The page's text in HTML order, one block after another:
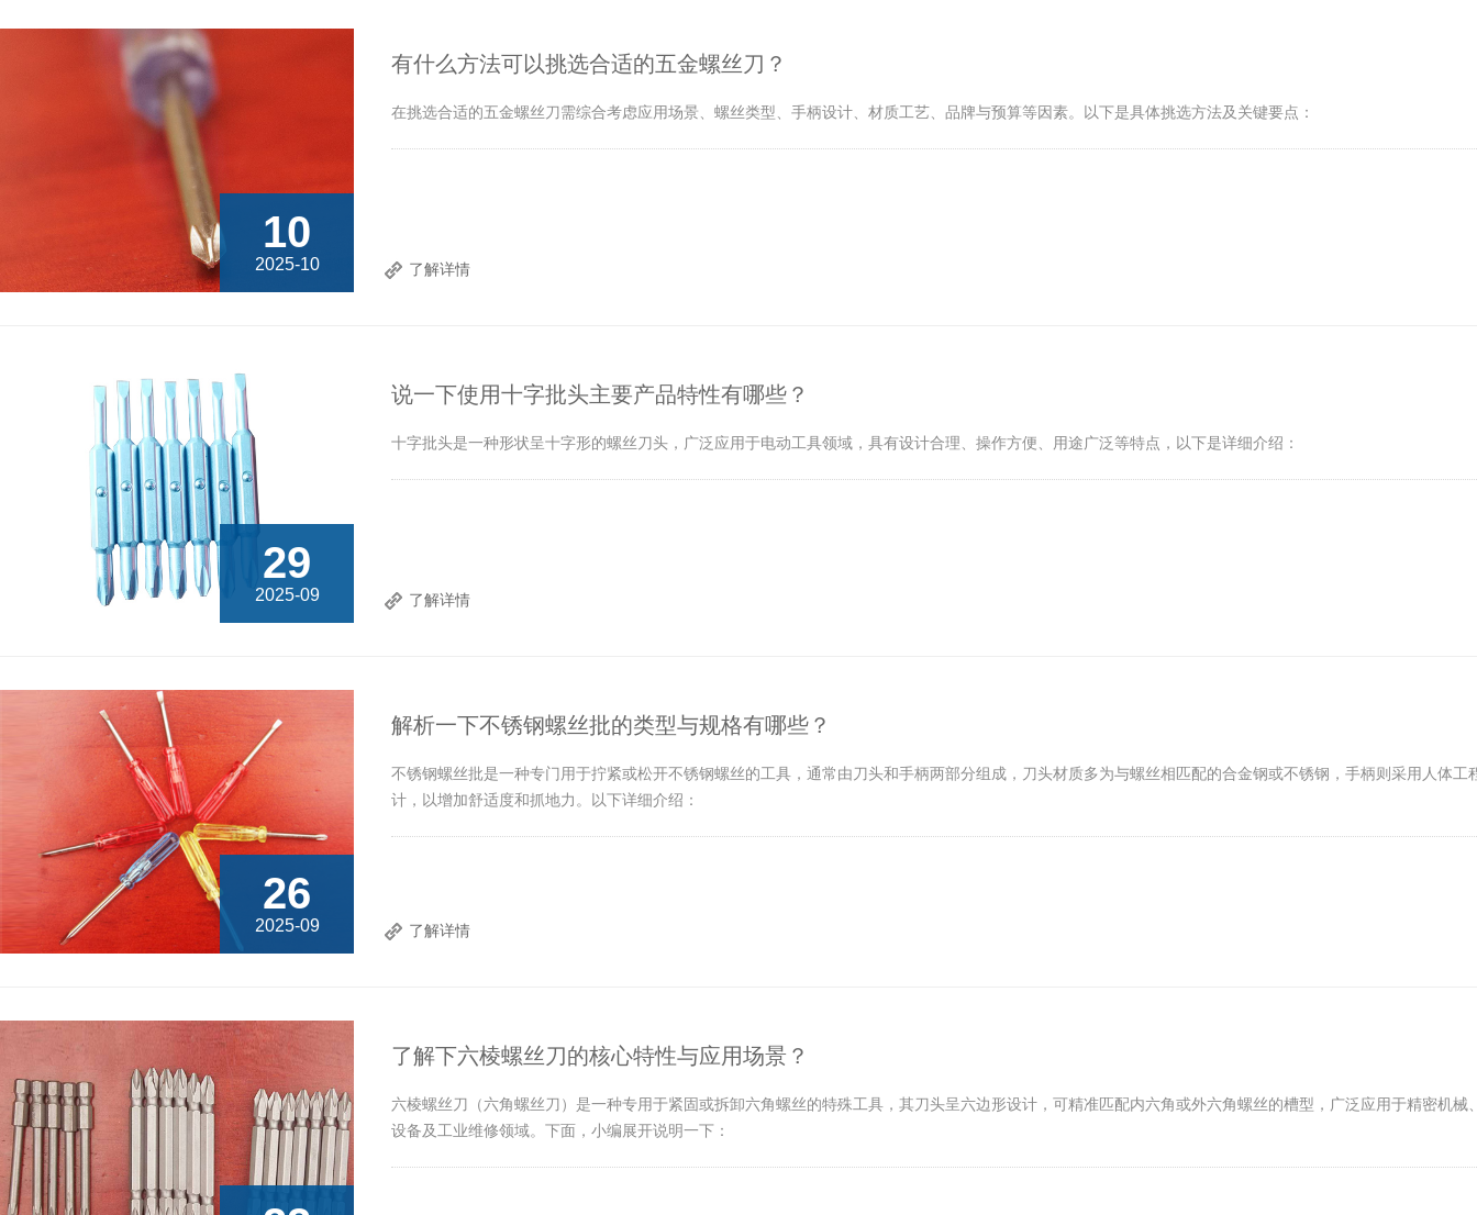
10
2025-10
有什么方法可以挑选合适的五金螺丝刀？
在挑选合适的五金螺丝刀需综合考虑应用场景、螺丝类型、手柄设计、材质工艺、品牌与预算等因素。以下是具体挑选方法及关键要点：
了解详情
29
2025-09
说一下使用十字批头主要产品特性有哪些？
十字批头是一种形状呈十字形的螺丝刀头，广泛应用于电动工具领域，具有设计合理、操作方便、用途广泛等特点，以下是详细介绍：
了解详情
26
2025-09
解析一下不锈钢螺丝批的类型与规格有哪些？
不锈钢螺丝批是一种专门用于拧紧或松开不锈钢螺丝的工具，通常由刀头和手柄两部分组成，刀头材质多为与螺丝相匹配的合金钢或不锈钢，手柄则采用人体工
计，以增加舒适度和抓地力。以下详细介绍：
了解详情
了解下六棱螺丝刀的核心特性与应用场景？
六棱螺丝刀（六角螺丝刀）是一种专用于紧固或拆卸六角螺丝的特殊工具，其刀头呈六边形设计，可精准匹配内六角或外六角螺丝的槽型，广泛应用于精密机械
设备及工业维修领域。下面，小编展开说明一下：